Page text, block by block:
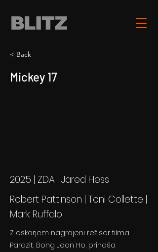
< Back
Mickey 17
2025 | ZDA | Jared Hess
Robert Pattinson | Toni Collette |
Mark Ruffalo
Z oskarjem nagrajeni režiser filma
Parazit, Bong Joon Ho, prinaša